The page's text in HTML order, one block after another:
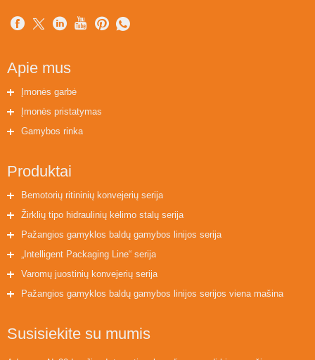
Apie mus
Įmonės garbė
Įmonės pristatymas
Gamybos rinka
Produktai
Bemotorių ritininių konvejerių serija
Žirklių tipo hidraulinių kėlimo stalų serija
Pažangios gamyklos baldų gamybos linijos serija
„Intelligent Packaging Line“ serija
Varomų juostinių konvejerių serija
Pažangios gamyklos baldų gamybos linijos serijos viena mašina
Susisiekite su mumis